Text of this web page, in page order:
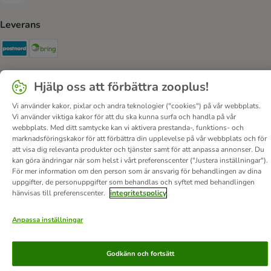
Leverans
Postnord Shipping Method
Säkerhet
Om oss Karriär Corporate Website
Om företaget
Villkor
DSA Ångra avtalet här Betalningssätt
Hjälp oss att förbättra zooplus!
Vi använder kakor, pixlar och andra teknologier ("cookies") på vår webbplats.
Vi använder viktiga kakor för att du ska kunna surfa och handla på vår
webbplats. Med ditt samtycke kan vi aktivera prestanda-, funktions- och
marknadsföringskakor för att förbättra din upplevelse på vår webbplats och för
att visa dig relevanta produkter och tjänster samt för att anpassa annonser. Du
kan göra ändringar när som helst i vårt preferenscenter ("Justera inställningar").
För mer information om den person som är ansvarig för behandlingen av dina
uppgifter, de personuppgifter som behandlas och syftet med behandlingen
hänvisas till preferenscenter. integritetspolicy
Anpassa inställningar
Godkänn och fortsätt